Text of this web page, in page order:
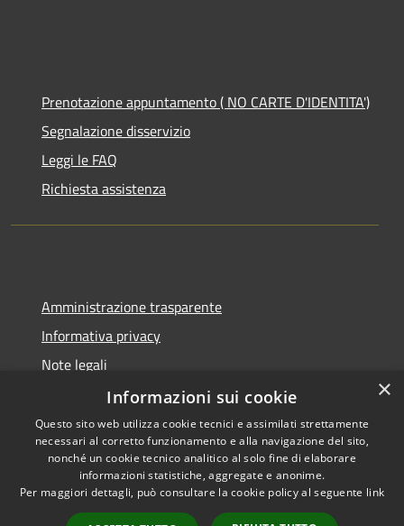
Prenotazione appuntamento ( NO CARTE D'IDENTITA')
Segnalazione disservizio
Leggi le FAQ
Richiesta assistenza
Amministrazione trasparente
Informativa privacy
Note legali
Dichiarazione di accessibilità
RSS
Accessibilità
Copyright © 2026 • Comune di
×
Informazioni sui cookie
Questo sito web utilizza cookie tecnici e assimilati strettamente
necessari al corretto funzionamento e alla navigazione del sito,
nonché un cookie tecnico analitico al solo fine di elaborare
informazioni statistiche, aggregate e anonime.
Per maggiori dettagli, può consultare la cookie policy al seguente link